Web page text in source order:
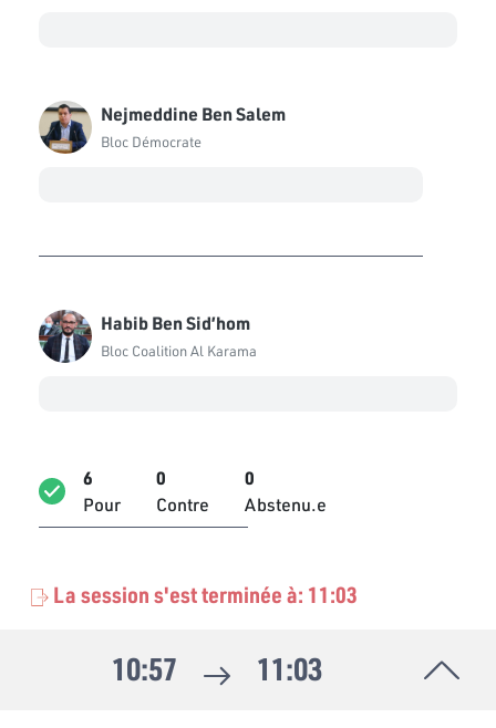
Nejmeddine Ben Salem
Bloc Démocrate
Habib Ben Sid’hom
Bloc Coalition Al Karama
6
Pour
0
Contre
0
Abstenu.e
La session s'est terminée à: 11:03
10:57 11:03